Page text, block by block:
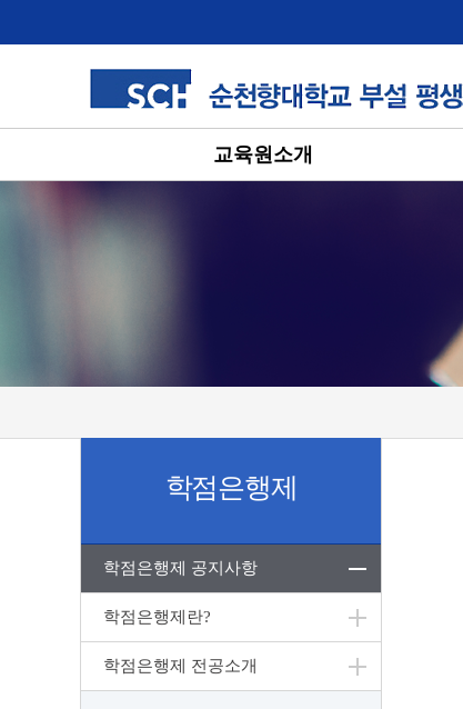
교육원소개
학점은행제
학점은행제 공지사항
학점은행제란?
학점은행제 전공소개